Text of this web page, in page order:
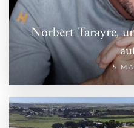
Norbert Tarayre,
5